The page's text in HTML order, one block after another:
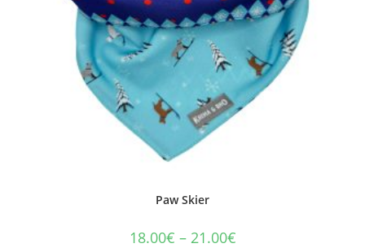
Paw Skier
18.00€ – 21.00€